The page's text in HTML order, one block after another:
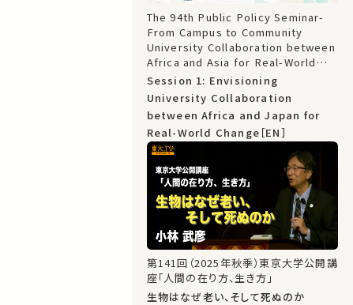
The 94th Public Policy Seminar-
From Campus to Community
University Collaboration between
Africa and Asia for Real-World
Change: TICAD 9 Partnership
Project
Session 1: Envisioning
University Collaboration
between Africa and Japan for
Real-World Change［EN］
第141回（2025年秋季）東京大学公開講
座「人間の在り方、生き方」
生物はなぜ老い、そして死ぬのか